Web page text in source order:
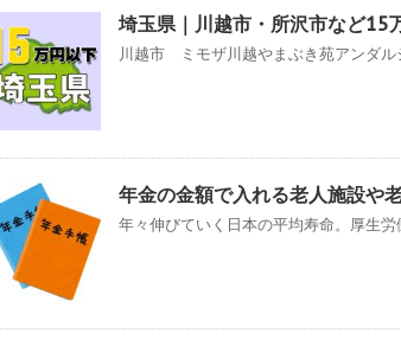
埼玉県｜川越市・所沢市など
川越市 ミモザ川越やまぶき苑アンダ
年金の金額で入れる老人施設や
年々伸びていく日本の平均寿命。厚生